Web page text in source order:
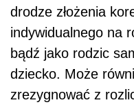
drodze złożenia
indywidualnego na
bądź jako rodzic
dziecko. Może
zrezygnować z